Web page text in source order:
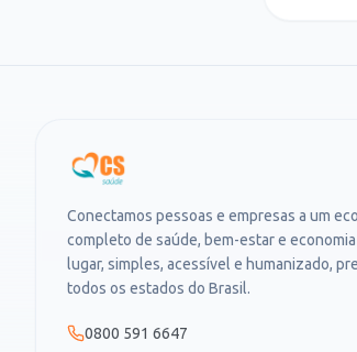
Conectamos pessoas e empresas a um
completo de saúde, bem-estar e economia
lugar, simples, acessível e humanizado,
todos os estados do Brasil.
0800 591 6647